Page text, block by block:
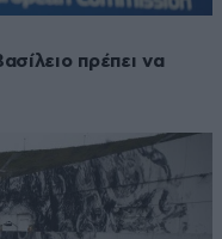
πρέπει να